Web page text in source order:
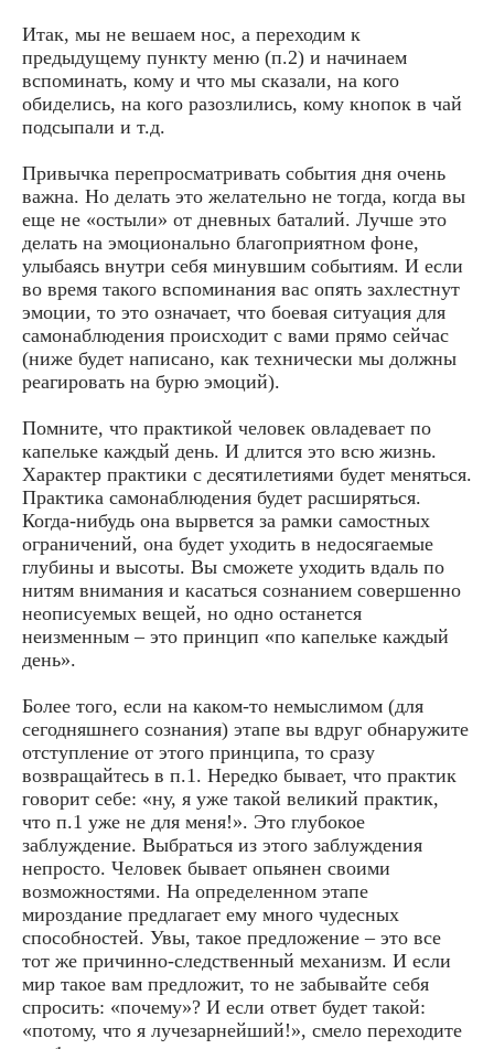
Итак, мы не вешаем нос, а переходим к
предыдущему пункту меню (п.2) и начинаем
вспоминать, кому и что мы сказали, на кого
обиделись, на кого разозлились, кому кнопок в чай
подсыпали и т.д.
Привычка перепросматривать события дня очень
важна. Но делать это желательно не тогда, когда вы
еще не «остыли» от дневных баталий. Лучше это
делать на эмоционально благоприятном фоне,
улыбаясь внутри себя минувшим событиям. И если
во время такого вспоминания вас опять захлестнут
эмоции, то это означает, что боевая ситуация для
самонаблюдения происходит с вами прямо сейчас
(ниже будет написано, как технически мы должны
реагировать на бурю эмоций).
Помните, что практикой человек овладевает по
капельке каждый день. И длится это всю жизнь.
Характер практики с десятилетиями будет меняться.
Практика самонаблюдения будет расширяться.
Когда-нибудь она вырвется за рамки самостных
ограничений, она будет уходить в недосягаемые
глубины и высоты. Вы сможете уходить вдаль по
нитям внимания и касаться сознанием совершенно
неописуемых вещей, но одно останется
неизменным – это принцип «по капельке каждый
день».
Более того, если на каком-то немыслимом (для
сегодняшнего сознания) этапе вы вдруг обнаружите
отступление от этого принципа, то сразу
возвращайтесь в п.1. Нередко бывает, что практик
говорит себе: «ну, я уже такой великий практик,
что п.1 уже не для меня!». Это глубокое
заблуждение. Выбраться из этого заблуждения
непросто. Человек бывает опьянен своими
возможностями. На определенном этапе
мироздание предлагает ему много чудесных
способностей. Увы, такое предложение – это все
тот же причинно-следственный механизм. И если
мир такое вам предложит, то не забывайте себя
спросить: «почему»? И если ответ будет такой:
«потому, что я лучезарнейший!», смело переходите